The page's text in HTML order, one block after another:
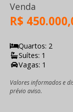
Venda
R$
Quartos: 2
Suítes: 1
Vagas: 1
Valores informados e
prévio aviso.